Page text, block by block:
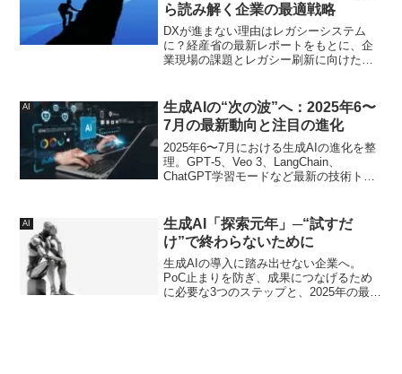
ら読み解く企業の最適戦略
DXが進まない理由はレガシーシステム
に？経産省の最新レポートをもとに、企
業現場の課題とレガシー刷新に向けた実
AI
生成AIの“次の波”へ：2025年6〜
7月の最新動向と注目の進化
2025年6〜7月における生成AIの進化を整
理。GPT‑5、Veo 3、LangChain、
ChatGPT学習モードなど最新の技術トピ
AI
生成AI「探索元年」─“試すだ
け”で終わらないために
生成AIの導入に踏み出せない企業へ。
PoC止まりを防ぎ、成果につなげるため
に必要な3つのステップと、2025年の最新